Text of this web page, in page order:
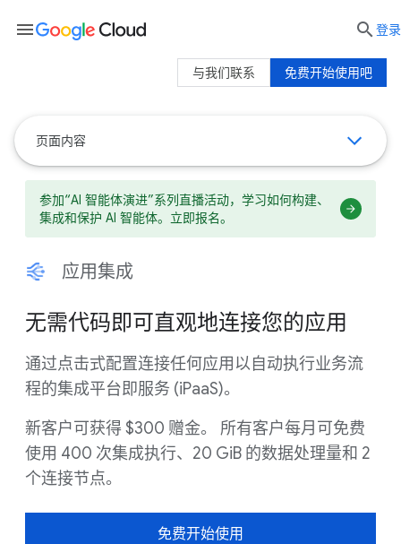
页面内容
参加“AI 智能体演进”系列直播活动，学习如何构建、
集成和保护 AI 智能体。立即报名。
应用集成
无需代码即可直观地连接您的应用
通过点击式配置连接任何应用以自动执行业务流
程的集成平台即服务 (iPaaS)。
新客户可获得 $300 赠金。 所有客户每月可免费
使用 400 次集成执行、20 GiB 的数据处理量和 2
个连接节点。
免费开始使用
menu  登录
免费开始使用吧
与我们联系